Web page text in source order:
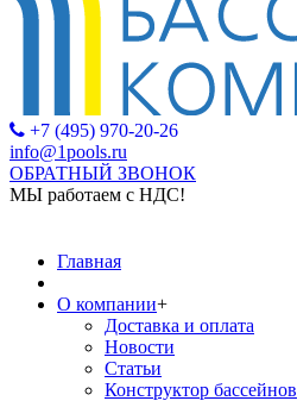
+7 (495) 970-20-26
info@1pools.ru
ОБРАТНЫЙ ЗВОНОК
МЫ работаем с НДС!
Главная
О компании+
Доставка и оплата
Новости
Статьи
Конструктор бассейнов